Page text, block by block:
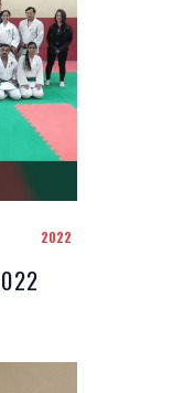
2022